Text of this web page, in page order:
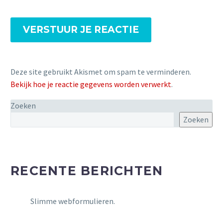
VERSTUUR JE REACTIE
Deze site gebruikt Akismet om spam te verminderen.
Bekijk hoe je reactie gegevens worden verwerkt.
Zoeken
Zoeken
RECENTE BERICHTEN
Slimme webformulieren.